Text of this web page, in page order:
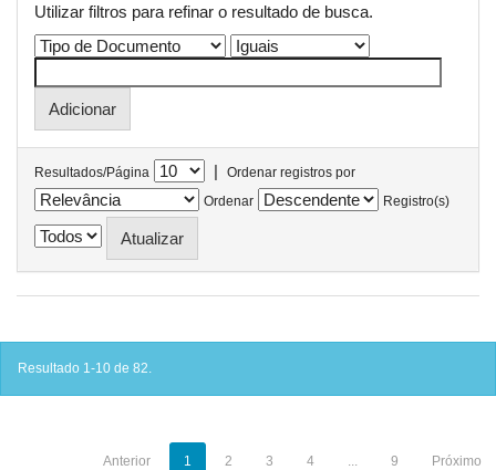
Utilizar filtros para refinar o resultado de busca.
Resultados/Página |
Ordenar registros por
Ordenar
Registro(s)
Resultado 1-10 de 82.
Anterior 1 2 3 4 ... 9 Próximo